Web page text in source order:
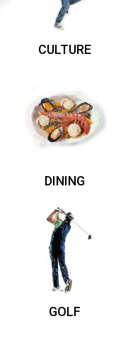
CULTURE
DINING
GOLF